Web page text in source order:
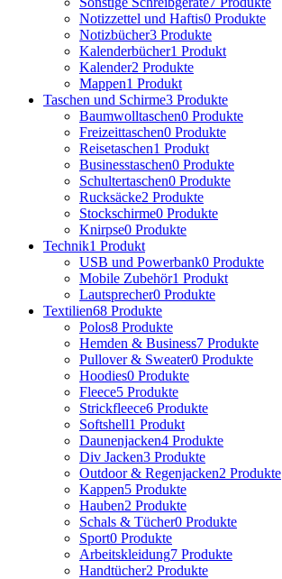
Notizzettel und Haftis0 Produkte
Notizbücher3 Produkte
Kalenderbücher1 Produkt
Kalender2 Produkte
Mappen1 Produkt
Taschen und Schirme3 Produkte
Baumwolltaschen0 Produkte
Freizeittaschen0 Produkte
Reisetaschen1 Produkt
Businesstaschen0 Produkte
Schultertaschen0 Produkte
Rucksäcke2 Produkte
Stockschirme0 Produkte
Knirpse0 Produkte
Technik1 Produkt
USB und Powerbank0 Produkte
Mobile Zubehör1 Produkt
Lautsprecher0 Produkte
Textilien68 Produkte
Polos8 Produkte
Hemden & Business7 Produkte
Pullover & Sweater0 Produkte
Hoodies0 Produkte
Fleece5 Produkte
Strickfleece6 Produkte
Softshell1 Produkt
Daunenjacken4 Produkte
Div Jacken3 Produkte
Outdoor & Regenjacken2 Produkte
Kappen5 Produkte
Hauben2 Produkte
Schals & Tücher0 Produkte
Sport0 Produkte
Arbeitskleidung7 Produkte
Handtücher2 Produkte